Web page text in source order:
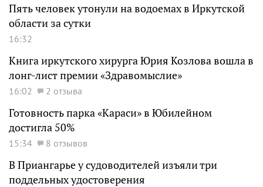
Пять человек утонули на водоемах в Иркутской
области за сутки
16:32
Книга иркутского хирурга Юрия Козлова вошла в
лонг-лист премии «Здравомыслие»
16:02 2 отзыва
Готовность парка «Караси» в Юбилейном
достигла 50%
15:34 8 отзывов
В Приангарье у судоводителей изъяли три
поддельных удостоверения